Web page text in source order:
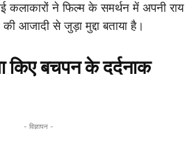
कलाकारों ने फिल्म के समर्थन में अपनी राय
आजादी से जुड़ा मुद्दा बताया है।
किए बचपन के दर्दनाक
- विज्ञापन -